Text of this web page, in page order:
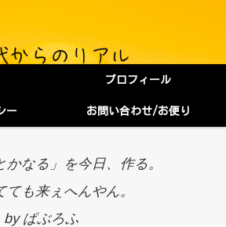
プロフィール
ー お問い合わせ/お便り
かなる」を今日、作る。
ても来ぇへんやん。
by ぱぶろふ